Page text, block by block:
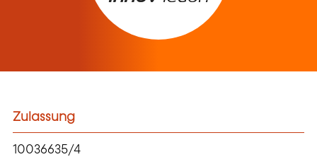
Zulassung
10036635/4